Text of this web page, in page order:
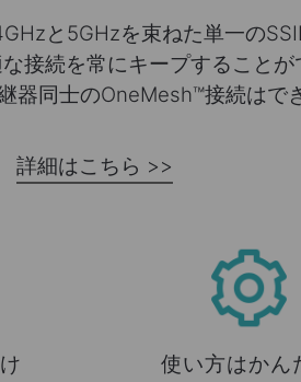
と5GHzを束ねた単一の
接続を常にキープすることが
器同士のOneMesh™接続はで
詳細はこちら >>
使い方はかん